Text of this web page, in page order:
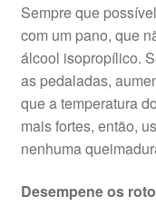
Sempre que
com um pano, que
álcool isopropílico.
as pedaladas,
que a temperatura
mais fortes, então,
nenhuma
Desempene os